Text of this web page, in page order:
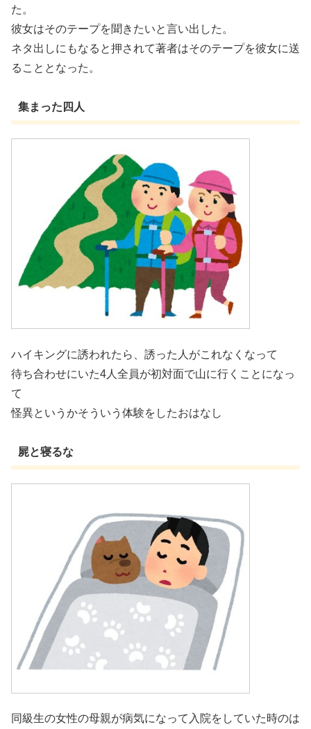
た。
彼女はそのテープを聞きたいと言い出した。
ネタ出しにもなると押されて著者はそのテープを彼女に送
ることとなった。
集まった四人
ハイキングに誘われたら、誘った人がこれなくなって
待ち合わせにいた4人全員が初対面で山に行くことになっ
て
怪異というかそういう体験をしたおはなし
屍と寝るな
同級生の女性の母親が病気になって入院をしていた時のは